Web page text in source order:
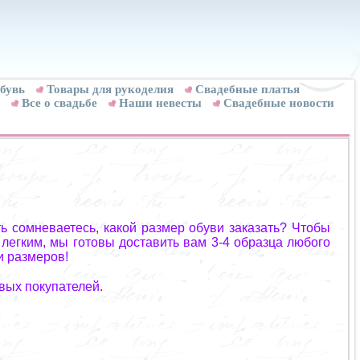
Товары для рукоделия
Cвадебные платья
Все о свадьбе
Наши невесты Свадебные новости
какой размер обуви заказать? Чтобы
мы готовы доставить вам 3-4 образца любого
размеров!
покупателей.